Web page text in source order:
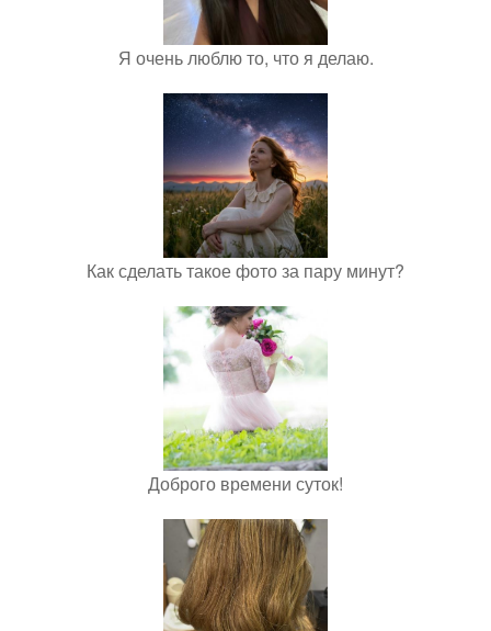
Я очень люблю то, что я делаю.
Как сделать такое фото за пару минут?
Доброго времени суток!